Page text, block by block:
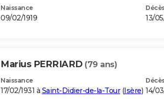
Naissance
09/02/1919 13/
Marius PERRIARD (79 ans)
Naissance
17/02/1931 à Saint-Didier-de-la-Tour(Isère) 14/